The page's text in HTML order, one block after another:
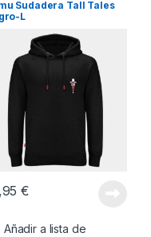
,Sudaderas
Sudadera Tall Tales